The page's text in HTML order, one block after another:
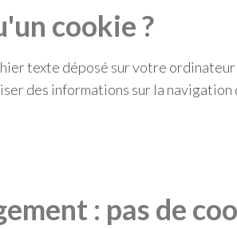
cookie ?
texte déposé sur votre
des informations sur la
: pas de